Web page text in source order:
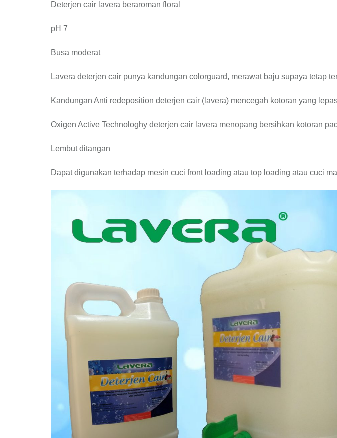
Deterjen cair lavera beraroman floral
pH 7
Busa moderat
Lavera deterjen cair punya kandungan colorguard, merawat baju supaya tetap
Kandungan Anti redeposition deterjen cair (lavera) mencegah kotoran yang
Oxigen Active Technologhy deterjen cair lavera menopang bersihkan kotoran
Lembut ditangan
Dapat digunakan terhadap mesin cuci front loading atau top loading atau cuci